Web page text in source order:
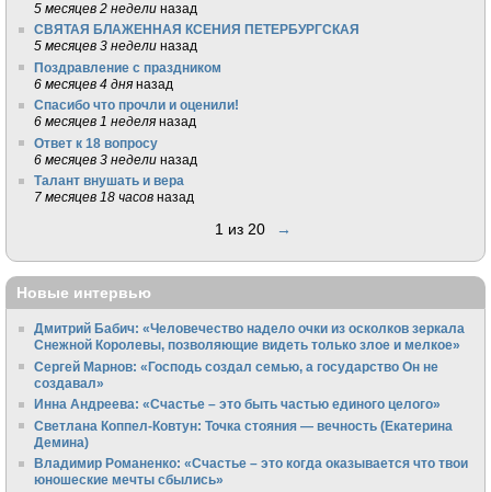
5 месяцев 2 недели назад
СВЯТАЯ БЛАЖЕННАЯ КСЕНИЯ ПЕТЕРБУРГСКАЯ
5 месяцев 3 недели назад
Поздравление с праздником
6 месяцев 4 дня назад
Спасибо что прочли и оценили!
6 месяцев 1 неделя назад
Ответ к 18 вопросу
6 месяцев 3 недели назад
Талант внушать и вера
7 месяцев 18 часов назад
1 из 20 →
Новые интервью
Дмитрий Бабич: «Человечество надело очки из осколков зеркала
Снежной Королевы, позволяющие видеть только злое и мелкое»
Сергей Марнов: «Господь создал семью, а государство Он не
создавал»
Инна Андреева: «Счастье – это быть частью единого целого»
Светлана Коппел-Ковтун: Точка стояния — вечность (Екатерина
Демина)
Владимир Романенко: «Счастье – это когда оказывается что твои
юношеские мечты сбылись»